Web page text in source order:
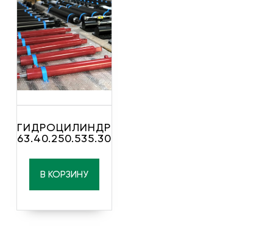
ГИДРОЦИЛИНДР
63.40.250.535.30
В КОРЗИНУ